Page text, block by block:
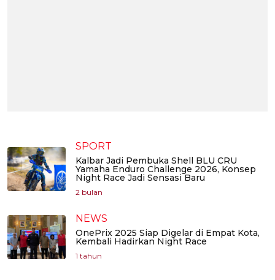
SPORT
Kalbar Jadi Pembuka Shell BLU CRU
Yamaha Enduro Challenge 2026, Konsep
Night Race Jadi Sensasi Baru
2 bulan
NEWS
OnePrix 2025 Siap Digelar di Empat Kota,
Kembali Hadirkan Night Race
1 tahun